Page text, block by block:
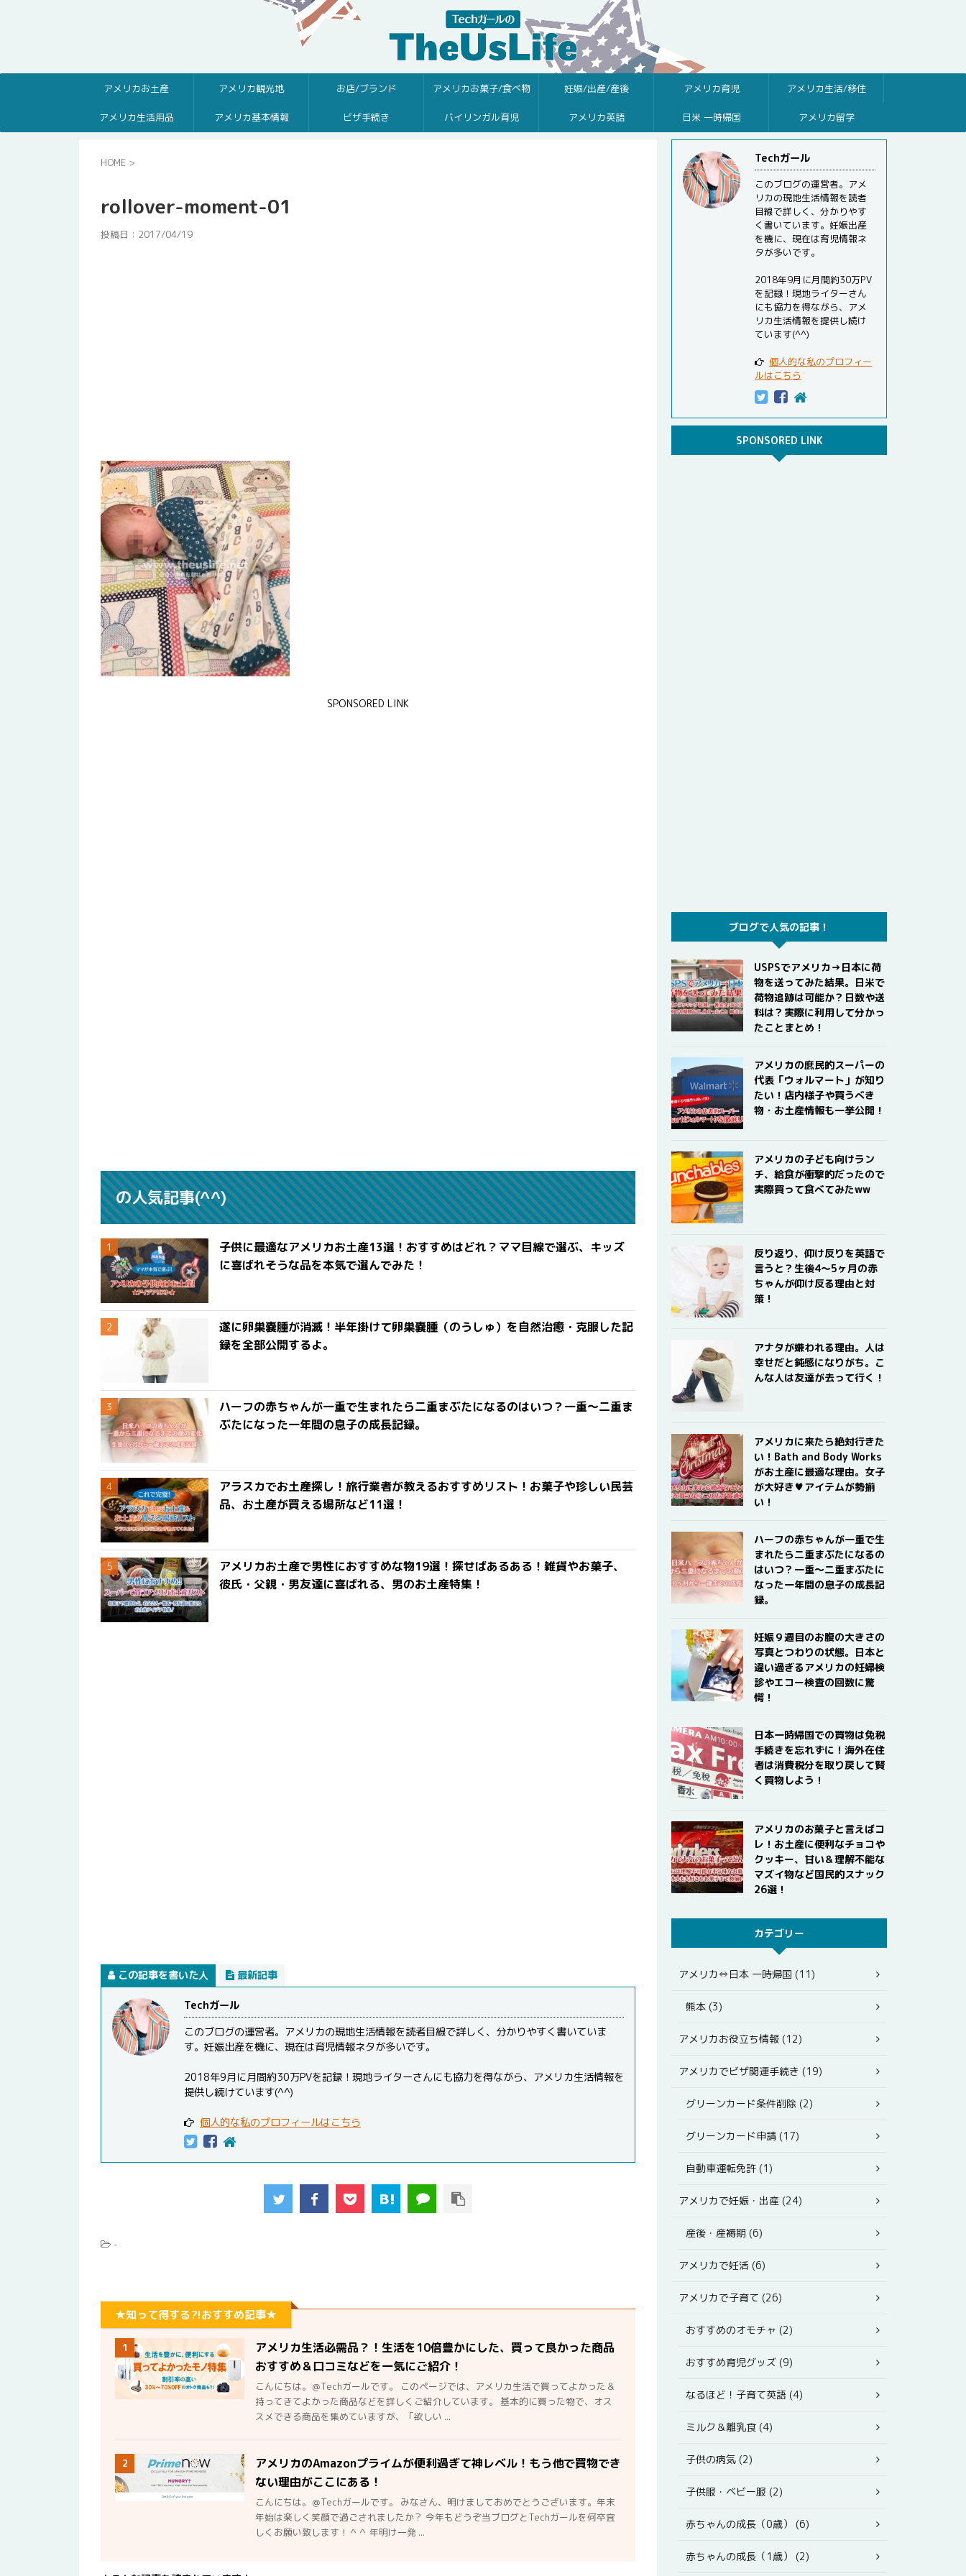
アメリカお土産 アメリカ観光地 お店/ブランド アメリカお菓子/食べ物 妊娠/出産/産後 アメリカ育児 アメリカ生活/移住
アメリカ生活用品 アメリカ基本情報 ビザ手続き バイリンガル育児 アメリカ英語 日米 一時帰国 アメリカ留学
HOME >
rollover-moment-01
投稿日： 2017/04/19
SPONSORED LINK
の人気記事(^^)
子供に最適なアメリカお土産13選！おすすめはどれ？ママ目線で選ぶ、キッズ
に喜ばれそうな品を本気で選んでみた！
遂に卵巣嚢腫が消滅！半年掛けて卵巣嚢腫（のうしゅ）を自然治癒・克服した記
録を全部公開するよ。
ハーフの赤ちゃんが一重で生まれたら二重まぶたになるのはいつ？一重〜二重ま
ぶたになった一年間の息子の成長記録。
アラスカでお土産探し！旅行業者が教えるおすすめリスト！お菓子や珍しい民芸
品、お土産が買える場所など11選！
アメリカお土産で男性におすすめな物19選！探せばあるある！雑貨やお菓子、
彼氏・父親・男友達に喜ばれる、男のお土産特集！
この記事を書いた人 最新記事
Techガール
このブログの運営者。アメリカの現地生活情報を読者目線で詳しく、分かりやすく書いていま
す。妊娠出産を機に、現在は育児情報ネタが多いです。
2018年9月に月間約30万PVを記録！現地ライターさんにも協力を得ながら、アメリカ生活情報を
提供し続けています(^^)
個人的な私のプロフィールはこちら
-
★知って得する?!おすすめ記事★
1
アメリカ生活必需品？！生活を10倍豊かにした、買って良かった商品
おすすめ＆口コミなどを一気にご紹介！
こんにちは。＠Techガールです。 このページでは、アメリカ生活で買ってよかった＆
持ってきてよかった商品などを詳しくご紹介しています。 基本的に買った物で、オス
スメできる商品を集めていますが、「欲しい ...
2
アメリカのAmazonプライムが便利過ぎて神レベル！もう他で買物でき
ない理由がここにある！
こんにちは。＠Techガールです。 みなさん、明けましておめでとうございます。年末
年始は楽しく笑顔で過ごされましたか？ 今年もどうぞ当ブログとTechガールを何卒宜
しくお願い致します！＾＾ 年明け一発 ...
Techガール
このブログの運営者。アメ
リカの現地生活情報を読者
目線で詳しく、分かりやす
く書いています。妊娠出産
を機に、現在は育児情報ネ
タが多いです。
2018年9月に月間約30万PV
を記録！現地ライターさん
にも協力を得ながら、アメ
リカ生活情報を提供し続け
ています(^^)
個人的な私のプロフィー
ルはこちら
SPONSORED LINK
ブログで人気の記事！
USPSでアメリカ→日本に荷
物を送ってみた結果。日米で
荷物追跡は可能か？日数や送
料は？実際に利用して分かっ
たことまとめ！
アメリカの庶民的スーパーの
代表「ウォルマート」が知り
たい！店内様子や買うべき
物・お土産情報も一挙公開！
アメリカの子ども向けラン
チ、給食が衝撃的だったので
実際買って食べてみたww
反り返り、仰け反りを英語で
言うと？生後4〜5ヶ月の赤
ちゃんが仰け反る理由と対
策！
アナタが嫌われる理由。人は
幸せだと鈍感になりがち。こ
んな人は友達が去って行く！
アメリカに来たら絶対行きた
い！Bath and Body Works
がお土産に最適な理由。女子
が大好き♥アイテムが勢揃
い！
ハーフの赤ちゃんが一重で生
まれたら二重まぶたになるの
はいつ？一重〜二重まぶたに
なった一年間の息子の成長記
録。
妊娠９週目のお腹の大きさの
写真とつわりの状態。日本と
違い過ぎるアメリカの妊婦検
診やエコー検査の回数に驚
愕！
日本一時帰国での買物は免税
手続きを忘れずに！海外在住
者は消費税分を取り戻して賢
く買物しよう！
アメリカのお菓子と言えばコ
レ！お土産に便利なチョコや
クッキー、甘い＆理解不能な
マズイ物など国民的スナック
26選！
カテゴリー
アメリカ⇔日本 一時帰国 (11)
熊本 (3)
アメリカお役立ち情報 (12)
アメリカでビザ関連手続き (19)
グリーンカード条件削除 (2)
グリーンカード申請 (17)
自動車運転免許 (1)
アメリカで妊娠・出産 (24)
産後・産褥期 (6)
アメリカで妊活 (6)
アメリカで子育て (26)
おすすめのオモチャ (2)
おすすめ育児グッズ (9)
なるほど！子育て英語 (4)
ミルク＆離乳食 (4)
子供の病気 (2)
子供服・ベビー服 (2)
赤ちゃんの成長（0歳） (6)
赤ちゃんの成長（1歳） (2)